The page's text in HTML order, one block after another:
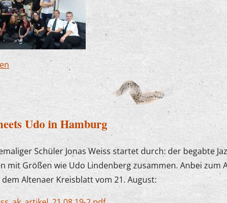
über „Rock im Wohnzimmer“: Besonderes Angebot für
Udo in Hamburg
Schüler Jonas Weiss startet durch: der begabte
mit Größen wie Udo Lindenberg zusammen. Anbei zum
dem Altenaer Kreisblatt vom 21. August: